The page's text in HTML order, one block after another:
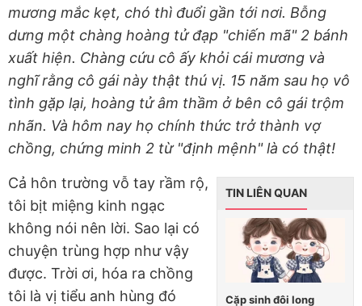
mương mắc kẹt, chó thì đuổi gần tới nơi. Bỗng
dưng một chàng hoàng tử đạp "chiến mã" 2 bánh
xuất hiện. Chàng cứu cô ấy khỏi cái mương và
nghĩ rằng cô gái này thật thú vị. 15 năm sau họ vô
tình gặp lại, hoàng tử âm thầm ở bên cô gái trộm
nhãn. Và hôm nay họ chính thức trở thành vợ
chồng, chứng minh 2 từ "định mệnh" là có thật!
TIN LIÊN QUAN
Cặp sinh đôi long
Cả hôn trường vỗ tay rầm rộ,
tôi bịt miệng kinh ngạc
không nói nên lời. Sao lại có
chuyện trùng hợp như vậy
được. Trời ơi, hóa ra chồng
tôi là vị tiểu anh hùng đó